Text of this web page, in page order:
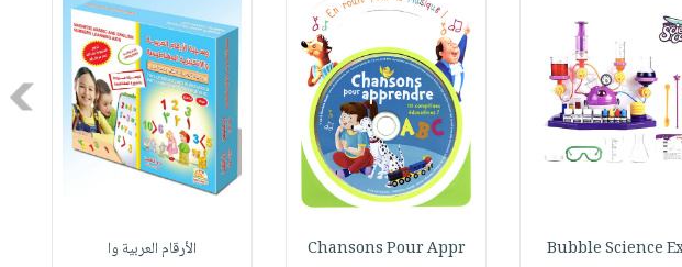
Bubble Science
Chansons Pour Appr الأرقام العربية وا